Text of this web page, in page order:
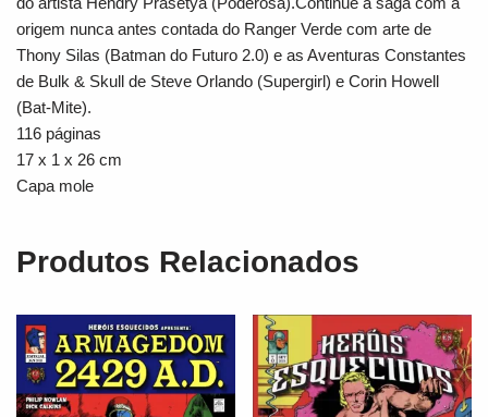
origem nunca antes contada do Ranger Verde com arte de
Thony Silas (Batman do Futuro 2.0) e as Aventuras Constantes
de Bulk & Skull de Steve Orlando (Supergirl) e Corin Howell
(Bat-Mite).
116 páginas
17 x 1 x 26 cm
Capa mole
Produtos Relacionados